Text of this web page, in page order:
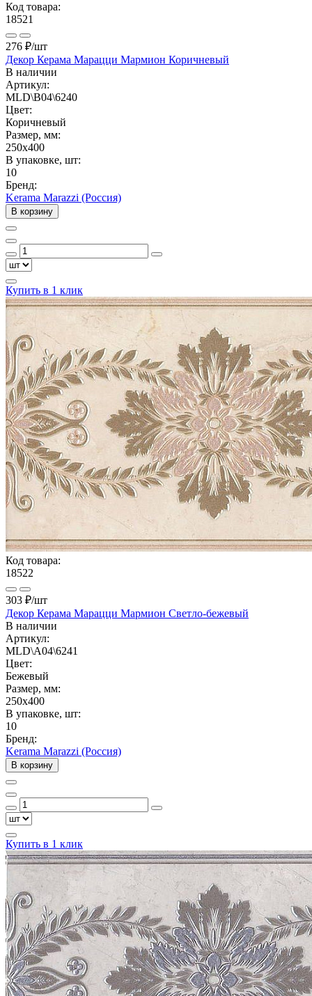
Код товара:
18521
276 ₽/шт
Декор Керама Марацци Мармион Коричневый
В наличии
Артикул:
MLD\B04\6240
Цвет:
Коричневый
Размер, мм:
250x400
В упаковке, шт:
10
Бренд:
Kerama Marazzi (Россия)
В корзину
Купить в 1 клик
Код товара:
18522
303 ₽/шт
Декор Керама Марацци Мармион Светло-бежевый
В наличии
Артикул:
MLD\A04\6241
Цвет:
Бежевый
Размер, мм:
250x400
В упаковке, шт:
10
Бренд:
Kerama Marazzi (Россия)
В корзину
Купить в 1 клик